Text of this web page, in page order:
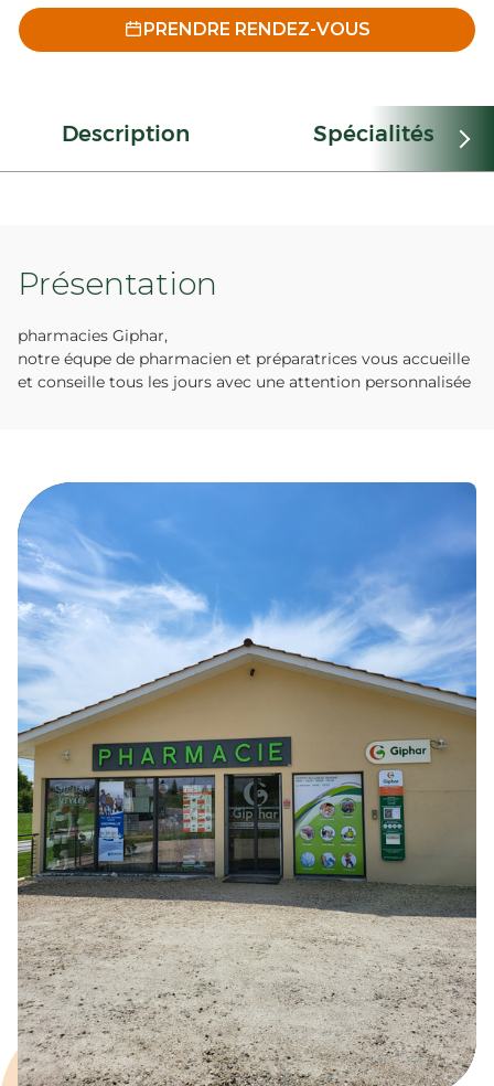
PRENDRE RENDEZ-VOUS
Description Spécialités
Présentation
pharmacies Giphar,
notre équpe de pharmacien et préparatrices vous accueille
et conseille tous les jours avec une attention personnalisée